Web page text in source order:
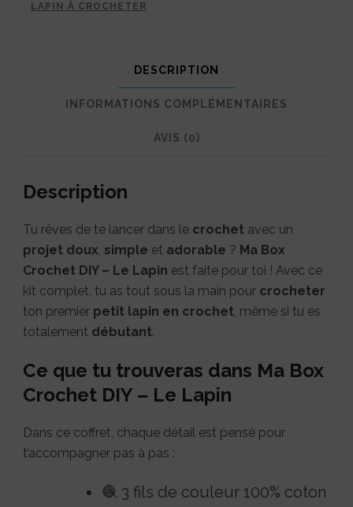
LAPIN À CROCHETER
DESCRIPTION
INFORMATIONS COMPLÉMENTAIRES
AVIS (0)
Description
Tu rêves de te lancer dans le crochet avec un
projet doux simple et adorable ? Ma Box
Crochet DIY – Le Lapin est faite pour toi ! Avec ce
kit complet, tu as tout sous la main pour crocheter
ton premier petit lapin en crochet , même si tu es
totalement débutant.
Ce que tu trouveras dans Ma Box
Crochet DIY – Le Lapin
Dans ce coffret, chaque détail est pensé pour
t’accompagner pas à pas :
🧶 3 fils de couleur 100% coton